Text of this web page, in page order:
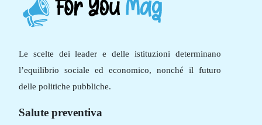
Le scelte dei leader e delle istituzioni determinano
l’equilibrio sociale ed economico, nonché il futuro
delle politiche pubbliche.
Salute preventiva